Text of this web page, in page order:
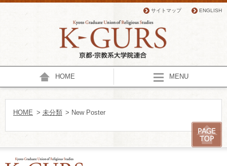
サイトマップ ENGLISH
HOME MENU
HOME > 未分類 > New Poster